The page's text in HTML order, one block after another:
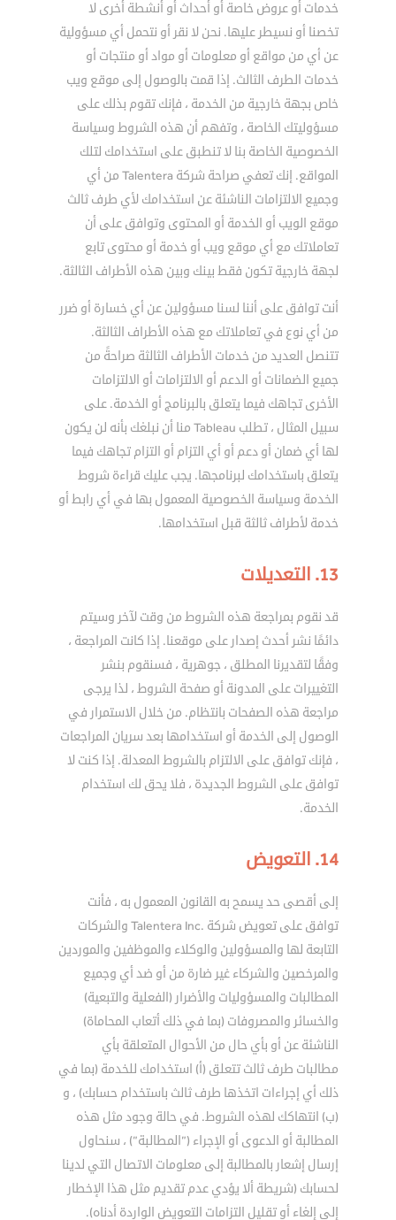
خدمات أو عروض خاصة أو أحداث أو أنشطة أخرى لا
تخصنا أو نسيطر عليها. نحن لا نقر أو نتحمل أي مسؤولية
عن أي من مواقع أو معلومات أو مواد أو منتجات أو
خدمات الطرف الثالث. إذا قمت بالوصول إلى موقع ويب
خاص بجهة خارجية من الخدمة ، فإنك تقوم بذلك على
مسؤوليتك الخاصة ، وتفهم أن هذه الشروط وسياسة
الخصوصية الخاصة بنا لا تنطبق على استخدامك لتلك
المواقع. إنك تعفي صراحة شركة Talentera من أي
وجميع الالتزامات الناشئة عن استخدامك لأي طرف ثالث
موقع الويب أو الخدمة أو المحتوى وتوافق على أن
تعاملاتك مع أي موقع ويب أو خدمة أو محتوى تابع
لجهة خارجية تكون فقط بينك وبين هذه الأطراف الثالثة.
أنت توافق على أننا لسنا مسؤولين عن أي خسارة أو ضرر
من أي نوع في تعاملاتك مع هذه الأطراف الثالثة.
تتنصل العديد من خدمات الأطراف الثالثة صراحةً من
جميع الضمانات أو الدعم أو الالتزامات أو الالتزامات
الأخرى تجاهك فيما يتعلق بالبرنامج أو الخدمة. على
سبيل المثال ، تطلب Tableau منا أن نبلغك بأنه لن يكون
لها أي ضمان أو دعم أو أي التزام أو التزام تجاهك فيما
يتعلق باستخدامك لبرنامجها. يجب عليك قراءة شروط
الخدمة وسياسة الخصوصية المعمول بها في أي رابط أو
خدمة لأطراف ثالثة قبل استخدامها.
13. التعديلات
قد نقوم بمراجعة هذه الشروط من وقت لآخر وسيتم
دائمًا نشر أحدث إصدار على موقعنا. إذا كانت المراجعة ،
وفقًا لتقديرنا المطلق ، جوهرية ، فسنقوم بنشر
التغييرات على المدونة أو صفحة الشروط ، لذا يرجى
مراجعة هذه الصفحات بانتظام. من خلال الاستمرار في
الوصول إلى الخدمة أو استخدامها بعد سريان المراجعات
، فإنك توافق على الالتزام بالشروط المعدلة. إذا كنت لا
توافق على الشروط الجديدة ، فلا يحق لك استخدام
الخدمة.
14. التعويض
إلى أقصى حد يسمح به القانون المعمول به ، فأنت
توافق على تعويض شركة .Talentera Inc والشركات
التابعة لها والمسؤولين والوكلاء والموظفين والموردين
والمرخصين والشركاء غير ضارة من أو ضد أي وجميع
المطالبات والمسؤوليات والأضرار (الفعلية والتبعية)
والخسائر والمصروفات (بما في ذلك أتعاب المحاماة)
الناشئة عن أو بأي حال من الأحوال المتعلقة بأي
مطالبات طرف ثالث تتعلق (أ) استخدامك للخدمة (بما في
ذلك أي إجراءات اتخذها طرف ثالث باستخدام حسابك) ، و
(ب) انتهاكك لهذه الشروط. في حالة وجود مثل هذه
المطالبة أو الدعوى أو الإجراء (”المطالبة”) ، سنحاول
إرسال إشعار بالمطالبة إلى معلومات الاتصال التي لدينا
لحسابك (شريطة ألا يؤدي عدم تقديم مثل هذا الإخطار
إلى إلغاء أو تقليل التزامات التعويض الواردة أدناه).